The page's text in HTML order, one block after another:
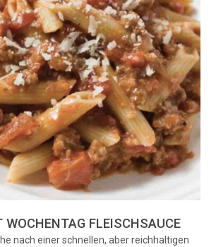
FLEISCHSAUCE
nach einer schnellen, aber reichhaltigen